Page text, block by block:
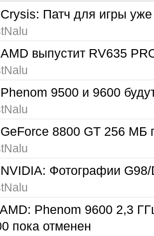
Патч для игры уже
выпустит RV635
9500 и 9600
8800 GT 256 МБ
Фотографии G98/
Phenom 9600 2,3
пока отменен